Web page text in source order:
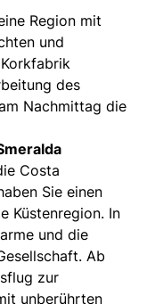
Region mit
und
des
Nachmittag die
Costa
Sie einen
Küstenregion. In
und die
Ab
zur
unberührten